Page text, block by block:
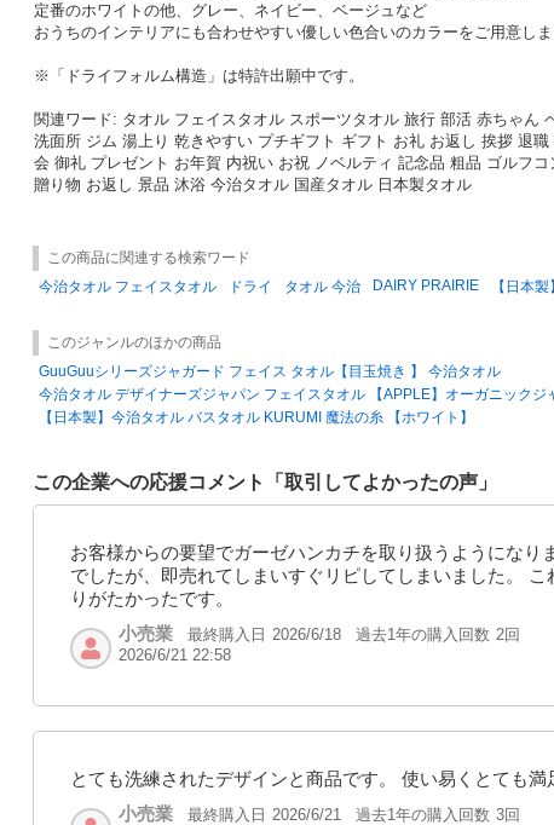
定番のホワイトの他、グレー、ネイビー、ベージュなど
おうちのインテリアにも合わせやすい優しい色合いのカラーをご用意しま
※「ドライフォルム構造」は特許出願中です。
関連ワード: タオル フェイスタオル スポーツタオル 旅行 部活 赤ちゃん
洗面所 ジム 湯上り 乾きやすい プチギフト ギフト お礼 お返し 挨拶 退
会 御礼 プレゼント お年賀 内祝い お祝 ノベルティ 記念品 粗品 ゴルフ
贈り物 お返し 景品 沐浴 今治タオル 国産タオル 日本製タオル
この商品に関連する検索ワード
今治タオル フェイスタオル
ドライ タオル 今治 DAIRY PRAIRIE 【日本製】
このジャンルのほかの商品
GuuGuuシリーズジャガード フェイス タオル【目玉焼き 】 今治タオル
今治タオル デザイナーズジャパン フェイスタオル 【APPLE】オーガニックジ
【日本製】今治タオル バスタオル KURUMI 魔法の糸 【ホワイト】
この企業への応援コメント「取引してよかったの声」
お客様からの要望でガーゼハンカチを取り扱うようにな
でしたが、即売れてしまいすぐリピしてしまいました。
りがたかったです。
小売業
最終購入日 2026/6/18 過去1年の購入回数 2回
2026/6/21 22:58
とても洗練されたデザインと商品です。 使い易くとても満
小売業
最終購入日 2026/6/21 過去1年の購入回数 3回